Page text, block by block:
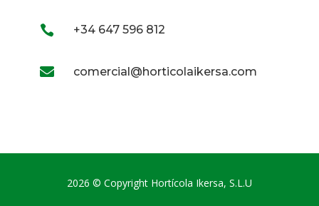
 +34 647 596 812
 comercial@horticolaikersa.com
2026 © Copyright Hortícola Ikersa, S.L.U